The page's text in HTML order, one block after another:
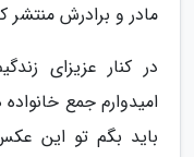
مادر و برادرش
در کنار عزیزای
امیدوارم جمع
باید بگم تو این